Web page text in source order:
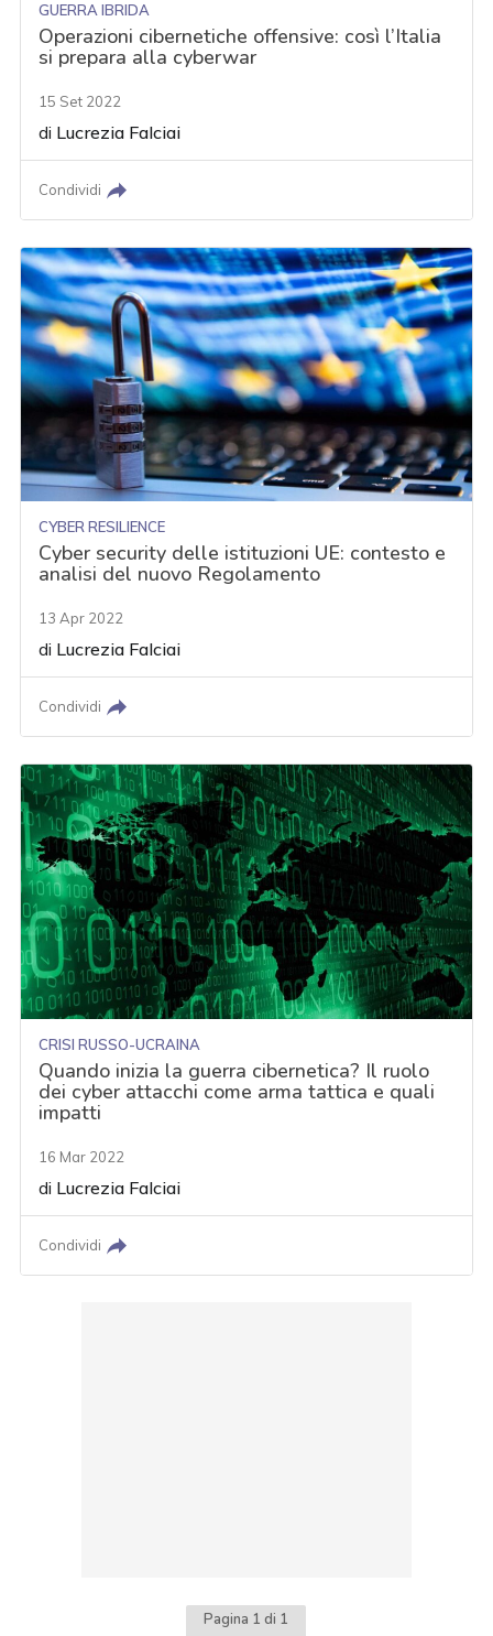
GUERRA IBRIDA
Operazioni cibernetiche offensive: così l’Italia
si prepara alla cyberwar
15 Set 2022
di Lucrezia Falciai
Condividi
CYBER RESILIENCE
Cyber security delle istituzioni UE: contesto e
analisi del nuovo Regolamento
13 Apr 2022
di Lucrezia Falciai
Condividi
CRISI RUSSO-UCRAINA
Quando inizia la guerra cibernetica? Il ruolo
dei cyber attacchi come arma tattica e quali
impatti
16 Mar 2022
di Lucrezia Falciai
Condividi
Pagina 1 di 1